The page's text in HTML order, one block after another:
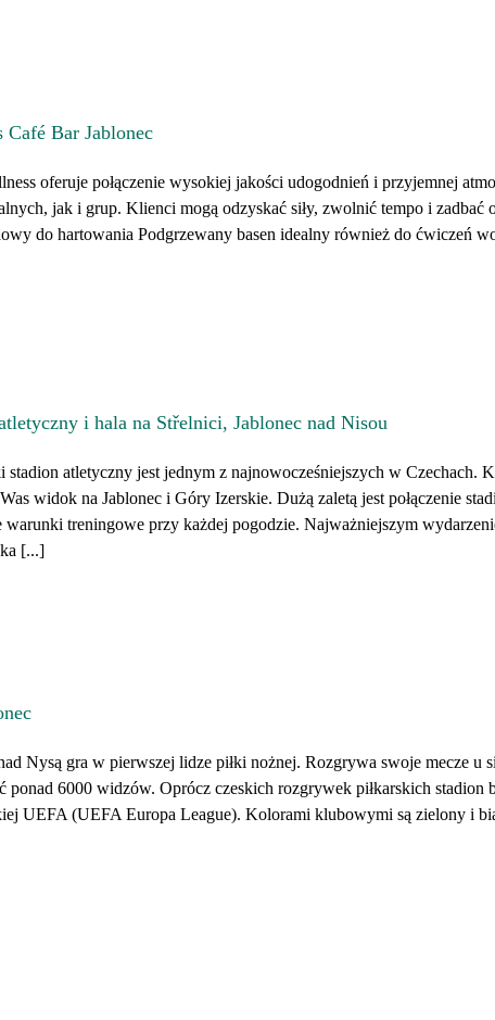
Café Bar Jablonec
oferuje połączenie wysokiej jakości udogodnień i przyjemnej
jak i grup. Klienci mogą odzyskać siły, zwolnić tempo i zadbać
do hartowania Podgrzewany basen idealny również do ćwiczeń
i hala na Střelnici, Jablonec nad Nisou
stadion atletyczny jest jednym z najnowocześniejszych w Czechach.
widok na Jablonec i Góry Izerskie. Dużą zaletą jest połączenie
warunki treningowe przy każdej pogodzie. Najważniejszym
[...]
Nysą gra w pierwszej lidze piłki nożnej. Rozgrywa swoje mecze u
ponad 6000 widzów. Oprócz czeskich rozgrywek piłkarskich stadion
UEFA (UEFA Europa League). Kolorami klubowymi są zielony i